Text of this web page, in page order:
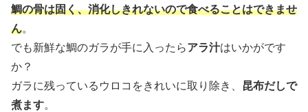
鯛の骨は固く、消化しきれないので食べることはできませ
ん。
でも新鮮な鯛のガラが手に入ったらアラ汁はいかがです
か？
ガラに残っているウロコをきれいに取り除き、 昆布だしで
煮ます。